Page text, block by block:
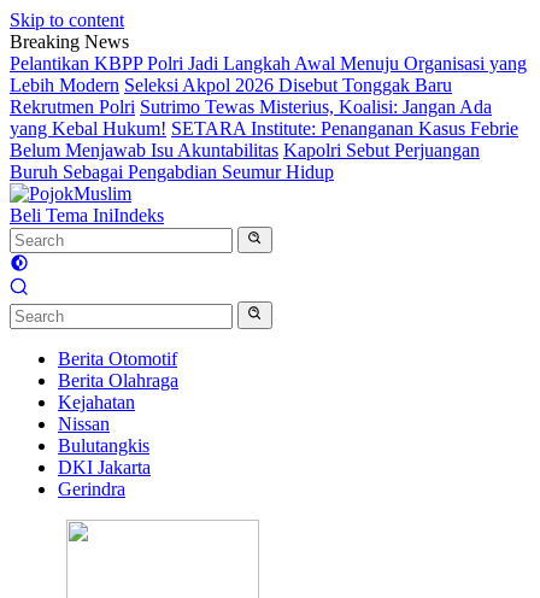
Skip to content
Breaking News
Pelantikan KBPP Polri Jadi Langkah Awal Menuju Organisasi yang
Lebih Modern Seleksi Akpol 2026 Disebut Tonggak Baru
Rekrutmen Polri Sutrimo Tewas Misterius, Koalisi: Jangan Ada
yang Kebal Hukum! SETARA Institute: Penanganan Kasus Febrie
Belum Menjawab Isu Akuntabilitas Kapolri Sebut Perjuangan
Buruh Sebagai Pengabdian Seumur Hidup
Beli Tema IniIndeks
Berita Otomotif
Berita Olahraga
Kejahatan
Nissan
Bulutangkis
DKI Jakarta
Gerindra